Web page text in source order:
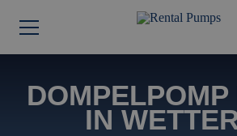
DOMPELPOMP
IN